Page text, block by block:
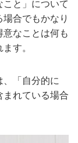
と」について
合でもかなり
なことは何も
す。
、「自分的に
まれている場合